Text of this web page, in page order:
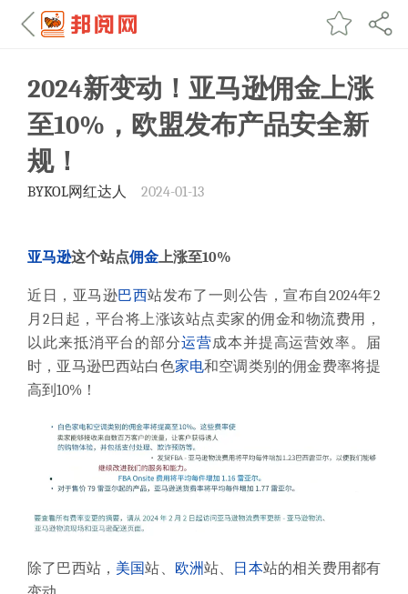
2024新变动！亚马逊佣金上涨
至10%，欧盟发布产品安全新
规！
BYKOL网红达人 2024-01-13
亚马逊这个站点佣金上涨至10%
近日，亚马逊巴西站发布了一则公告，宣布自2024年2
月2日起，平台将上涨该站点卖家的佣金和物流费用，
以此来抵消平台的部分运营成本并提高运营效率。届
时，亚马逊巴西站白色家电和空调类别的佣金费率将提
高到10%！
除了巴西站， 美国站、 欧洲站、 日本站的相关费用都有